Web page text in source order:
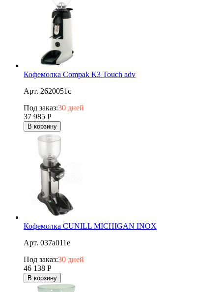
Кофемолка Compak К3 Touch adv
Арт. 2620051c
Под заказ:30 дней
37 985 Р
В корзину
Кофемолка CUNILL MICHIGAN INOX
Арт. 037a011e
Под заказ:30 дней
46 138 Р
В корзину